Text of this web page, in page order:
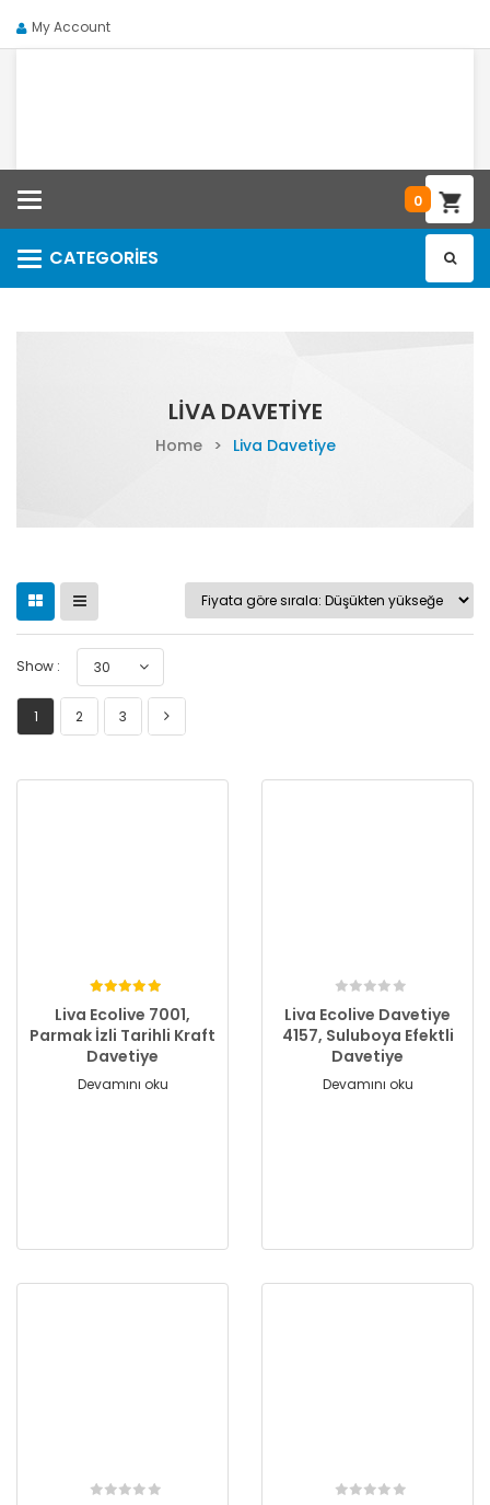
My Account
Categories 0
CATEGORIES
Categories
LIVA DAVETIYE
Home > Liva Davetiye
Show : 30
1 2 3
Liva Ecolive 7001,
Parmak İzli Tarihli Kraft
Davetiye
Devamını oku
Liva Ecolive Davetiye
4157, Suluboya Efektli
Davetiye
Devamını oku